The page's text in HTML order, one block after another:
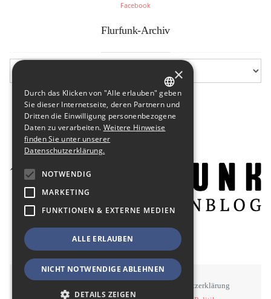
Facebook
Flurfunk-Archiv
Datenschutzerklärung
GERMAN
ENGLISH
×
Durch das Klicken von "Alle erlauben" geben
Sie dieser Internetseite, deren Partnern und
Dritten die Einwilligung personenbezogene
Daten zu verarbeiten. Weitere Hinweise
finden Sie unter unserer
Datenschutzerklärung.
NOTWENDIG
MARKETING
FUNKTIONEN & EXTERNE MEDIEN
ALLE ERLAUBEN
NICHT NOTWENDIGE ABLEHNEN
DETAILS ZEIGEN